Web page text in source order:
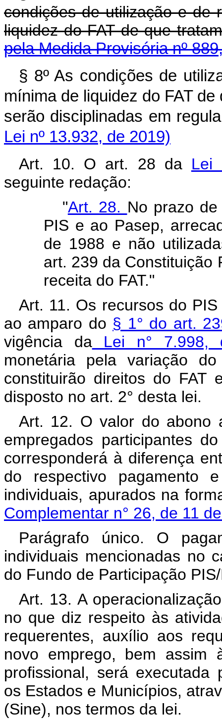
condições de utilização e de
liquidez do FAT de que
pela Medida Provisória nº
§ 8º As condições de
mínima de liquidez do FAT
serão disciplinadas em
Lei nº 13.932, de 2019)
Art. 10. O art. 28 da Lei
seguinte redação:
"Art. 28. No prazo
PIS e ao Pasep,
de 1988 e não
art. 239 da Constituição
receita do FAT."
Art. 11. Os recursos do
ao amparo do § 1° do art.
vigência daLei n° 7.998,
monetária pela variação
constituirão direitos do FAT
disposto no art. 2° desta lei.
Art. 12. O valor do abono
empregados participantes
corresponderá à diferença
do respectivo pagamento
individuais, apurados na
Complementar n° 26, de 11
Parágrafo único. O
individuais mencionadas no
do Fundo de Participação
Art. 13. A
no que diz respeito às
requerentes, auxílio aos
novo emprego, bem assim
profissional, será executada
os Estados e Municípios,
(Sine), nos termos da lei.